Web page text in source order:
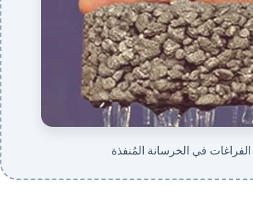
في الخرسانة المُنفذة